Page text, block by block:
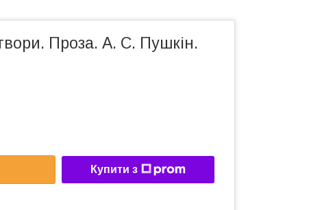
Проза. А. С. Пушкін.
Купити з